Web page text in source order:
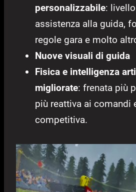
personalizzabile:
assistenza alla guida,
regole gara e molto
Nuove visuali di guida
Fisica e intelligenza
migliorate: frenata più
più reattiva ai comandi
competitiva.